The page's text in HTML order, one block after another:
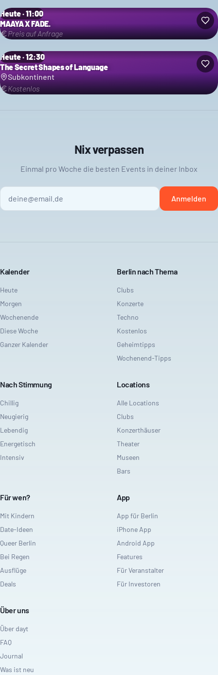
Heute · 11:00
MAAYA X FADE.
Preis auf Anfrage
Heute · 12:30
The Secret Shapes of Language
Subkontinent
Kostenlos
Nix verpassen
Einmal pro Woche die besten Events in deiner Inbox
Anmelden
Kalender
Heute
Morgen
Wochenende
Diese Woche
Ganzer Kalender
Berlin nach Thema
Clubs
Konzerte
Techno
Kostenlos
Geheimtipps
Wochenend-Tipps
Nach Stimmung
Chillig
Neugierig
Lebendig
Energetisch
Intensiv
Locations
Alle Locations
Clubs
Konzerthäuser
Theater
Museen
Bars
Für wen?
Mit Kindern
Date-Ideen
Queer Berlin
Bei Regen
Ausflüge
Deals
App
App für Berlin
iPhone App
Android App
Features
Für Veranstalter
Für Investoren
Über uns
Über dayt
FAQ
Journal
Was ist neu